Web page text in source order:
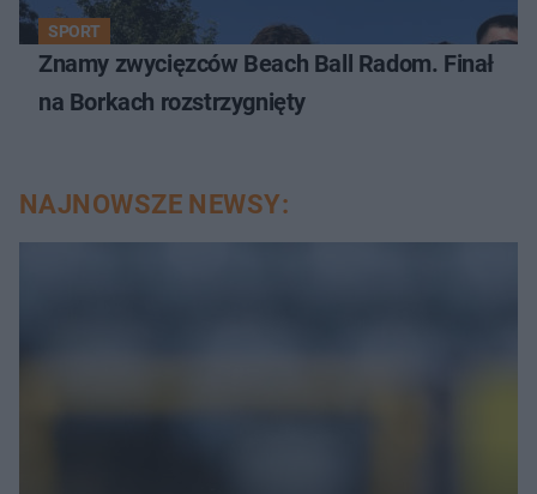
SPORT
Znamy zwycięzców Beach Ball Radom. Finał
na Borkach rozstrzygnięty
NAJNOWSZE NEWSY: